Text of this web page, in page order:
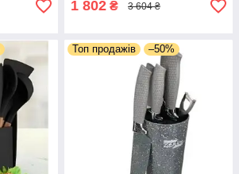
1 802 ₴ 3 604 ₴
Топ продажів –50%